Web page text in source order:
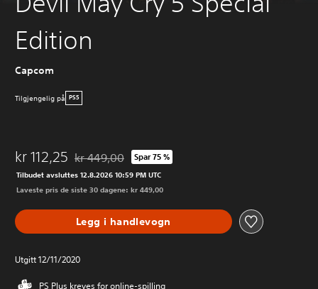
Edition
Capcom
Tilgjengelig på PS5
kr 112,25 Nedsatt fra opprinnelig pris på kr 449,00
kr 449,00 Spar 75 %
Tilbudet avsluttes 12.8.2026 10:59 PM UTC
Laveste pris de siste 30 dagene: kr 449,00
Legg i handlevogn
Utgitt 12/11/2020
PS Plus kreves for online-spilling